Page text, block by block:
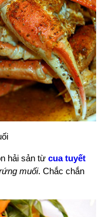
hải sản từ cua tuyết
muối. Chắc chắn